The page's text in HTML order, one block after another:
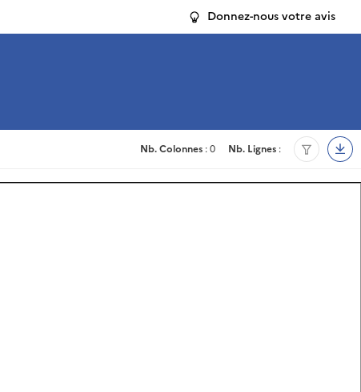
Donnez-nous votre avis
Nb. Colonnes : 0 Nb. Lignes :